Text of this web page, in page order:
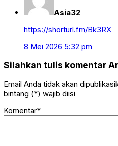
Asia32
https://shorturl.fm/Bk3RX
8 Mei 2026 5:32 pm
Silahkan tulis komentar
Email Anda tidak akan
bintang (*) wajib diisi
Komentar*